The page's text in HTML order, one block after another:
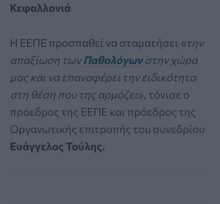
Κεφαλλονιά
Η ΕΕΠΕ προσπαθεί να σταματήσει «την
απαξίωση τωνΠαθολόγωνστην χώρα
μας και να επαναφέρει την ειδικότητα
στη θέση που της αρμόζει», τόνισε ο
πρόεδρος της ΕΕΠΕ και πρόεδρος της
Οργανωτικής επιτροπής του συνεδρίου
Ευάγγελος Τούλης.